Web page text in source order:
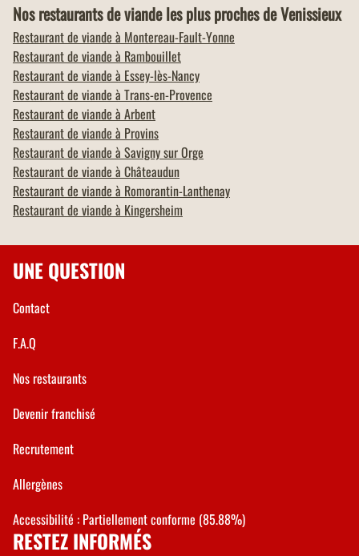
Nos restaurants de viande les plus proches de Venissieux
Restaurant de viande à Montereau-Fault-Yonne
Restaurant de viande à Rambouillet
Restaurant de viande à Essey-lès-Nancy
Restaurant de viande à Trans-en-Provence
Restaurant de viande à Arbent
Restaurant de viande à Provins
Restaurant de viande à Savigny sur Orge
Restaurant de viande à Châteaudun
Restaurant de viande à Romorantin-Lanthenay
Restaurant de viande à Kingersheim
UNE QUESTION
Contact
F.A.Q
Nos restaurants
Devenir franchisé
Recrutement
Allergènes
Accessibilité : Partiellement conforme (85.88%)
RESTEZ INFORMÉS